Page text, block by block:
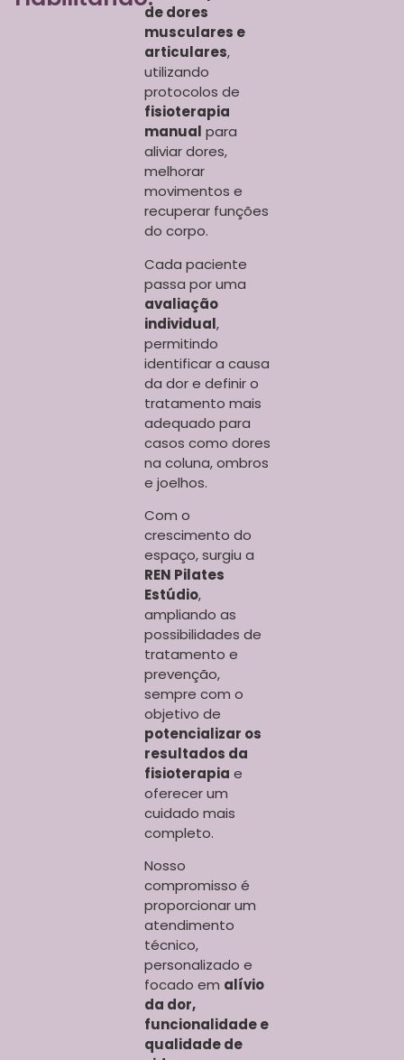
de dores
musculares e
articulares,
utilizando
protocolos de
fisioterapia
manual para
aliviar dores,
melhorar
movimentos e
recuperar funções
do corpo.
Cada paciente
passa por uma
avaliação
individual,
permitindo
identificar a causa
da dor e definir o
tratamento mais
adequado para
casos como dores
na coluna, ombros
e joelhos.
Com o
crescimento do
espaço, surgiu a
REN Pilates
Estúdio,
ampliando as
possibilidades de
tratamento e
prevenção,
sempre com o
objetivo de
potencializar os
resultados da
fisioterapia e
oferecer um
cuidado mais
completo.
Nosso
compromisso é
proporcionar um
atendimento
técnico,
personalizado e
focado em alívio
da dor,
funcionalidade e
qualidade de